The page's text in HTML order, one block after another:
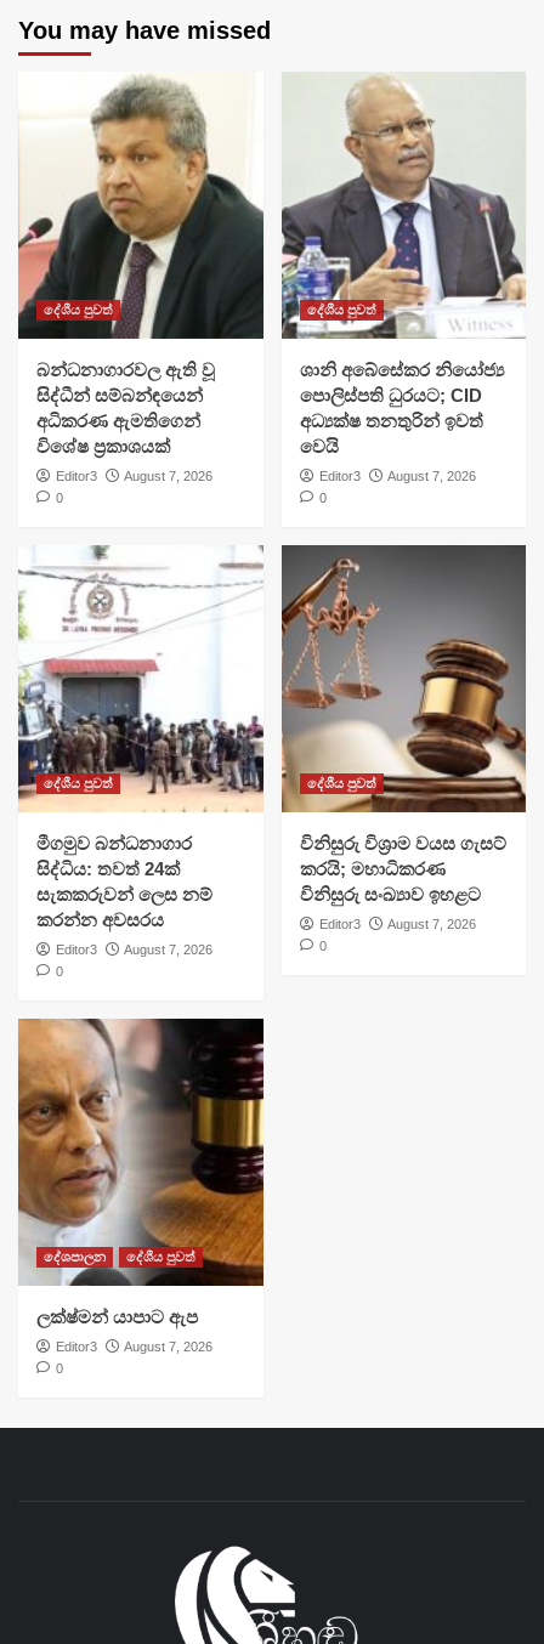
You may have missed
දේශීය පුවත්
බන්ධනාගාරවල ඇති වූ
සිද්ධීන් සම්බන්ඳයෙන්
අධිකරණ ඇමතිගෙන්
විශේෂ ප්‍රකාශයක්
Editor3
August 7, 2026
0
දේශීය පුවත්
ශානි අබේසේකර නියෝජ්‍ය
පොලිස්පති ධුරයට; CID
අධ්‍යක්ෂ තනතුරින් ඉවත්
වෙයි
Editor3
August 7, 2026
0
දේශීය පුවත්
මීගමුව බන්ධනාගාර
සිද්ධිය: තවත් 24ක්
සැකකරුවන් ලෙස නම්
කරන්න අවසරය
Editor3
August 7, 2026
0
දේශීය පුවත්
විනිසුරු විශ්‍රාම වයස ගැසට්
කරයි; මහාධිකරණ
විනිසුරු සංඛ්‍යාව ඉහළට
Editor3
August 7, 2026
0
දේශපාලන දේශීය පුවත්
ලක්ෂ්මන් යාපාට ඇප
Editor3
August 7, 2026
0